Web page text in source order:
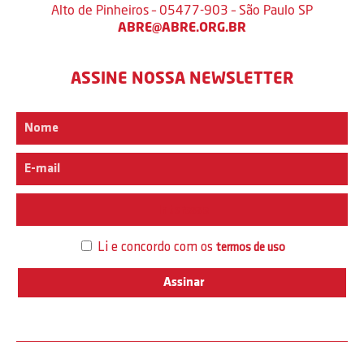
Alto de Pinheiros – 05477-903 – São Paulo SP
ABRE@ABRE.ORG.BR
ASSINE NOSSA NEWSLETTER
Li e concordo com os termos de uso